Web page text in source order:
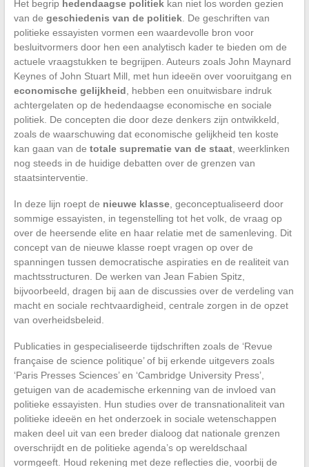
Het begrip hedendaagse politiekkan niet los worden gezien
van de geschiedenis van de politiek. De geschriften van
politieke essayisten vormen een waardevolle bron voor
besluitvormers door hen een analytisch kader te bieden om de
actuele vraagstukken te begrijpen. Auteurs zoals John Maynard
Keynes of John Stuart Mill, met hun ideeën over vooruitgang en
economische gelijkheid , hebben een onuitwisbare indruk
achtergelaten op de hedendaagse economische en sociale
politiek. De concepten die door deze denkers zijn ontwikkeld,
zoals de waarschuwing dat economische gelijkheid ten koste
kan gaan van de totale suprematie van de staat, weerklinken
nog steeds in de huidige debatten over de grenzen van
staatsinterventie.
In deze lijn roept de nieuwe klasse, geconceptualiseerd door
sommige essayisten, in tegenstelling tot het volk, de vraag op
over de heersende elite en haar relatie met de samenleving. Dit
concept van de nieuwe klasse roept vragen op over de
spanningen tussen democratische aspiraties en de realiteit van
machtsstructuren. De werken van Jean Fabien Spitz,
bijvoorbeeld, dragen bij aan de discussies over de verdeling van
macht en sociale rechtvaardigheid, centrale zorgen in de opzet
van overheidsbeleid.
Publicaties in gespecialiseerde tijdschriften zoals de ‘Revue
française de science politique’ of bij erkende uitgevers zoals
‘Paris Presses Sciences’ en ‘Cambridge University Press’,
getuigen van de academische erkenning van de invloed van
politieke essayisten. Hun studies over de transnationaliteit van
politieke ideeën en het onderzoek in sociale wetenschappen
maken deel uit van een breder dialoog dat nationale grenzen
overschrijdt en de politieke agenda’s op wereldschaal
vormgeeft. Houd rekening met deze reflecties die, voorbij de